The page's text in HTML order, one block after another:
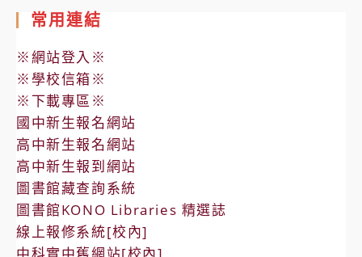
常用連結
※網站登入※
※學校信箱※
※下載專區※
國中新生報名網站
高中新生報名網站
高中新生報到網站
圖書館藏查詢系統
圖書館KONO Libraries 精選誌
線上報修系統[校內]